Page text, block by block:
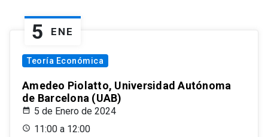
5 ENE
Teoría Económica
Amedeo Piolatto, Universidad Autónoma
de Barcelona (UAB)
5 de Enero de 2024
11:00 a 12:00